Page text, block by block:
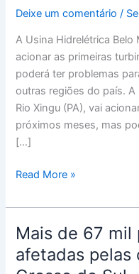
Deixe um comentário /
A Usina Hidrelétrica Belo
acionar as primeiras
poderá ter problemas
outras regiões do país.
Rio Xingu (PA), vai
próximos meses, mas
[…]
problemas
escoar
parte
da
energia
gerada
Read More »
Mais de 67 mil
afetadas pelas
Mais
de
67